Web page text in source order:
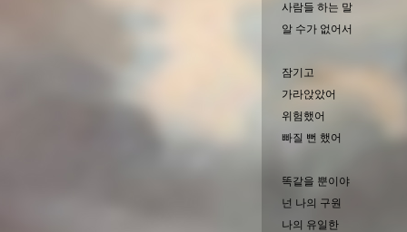
사람들 하는 말
알 수가 없어서
잠기고
가라앉았어
위험했어
빠질 뻔 했어
똑같을 뿐이야
넌 나의 구원
나의 유일한